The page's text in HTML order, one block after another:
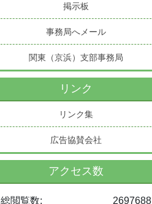
掲示板
事務局へメール
関東（京浜）支部事務局
リンク
リンク集
広告協賛会社
アクセス数
2697688
総閲覧数: